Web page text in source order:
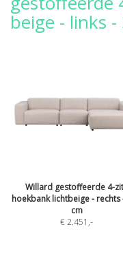
beige - links
Willard gestoffeerde 4-
hoekbank lichtbeige - rechts
cm
€ 2.451 ,-